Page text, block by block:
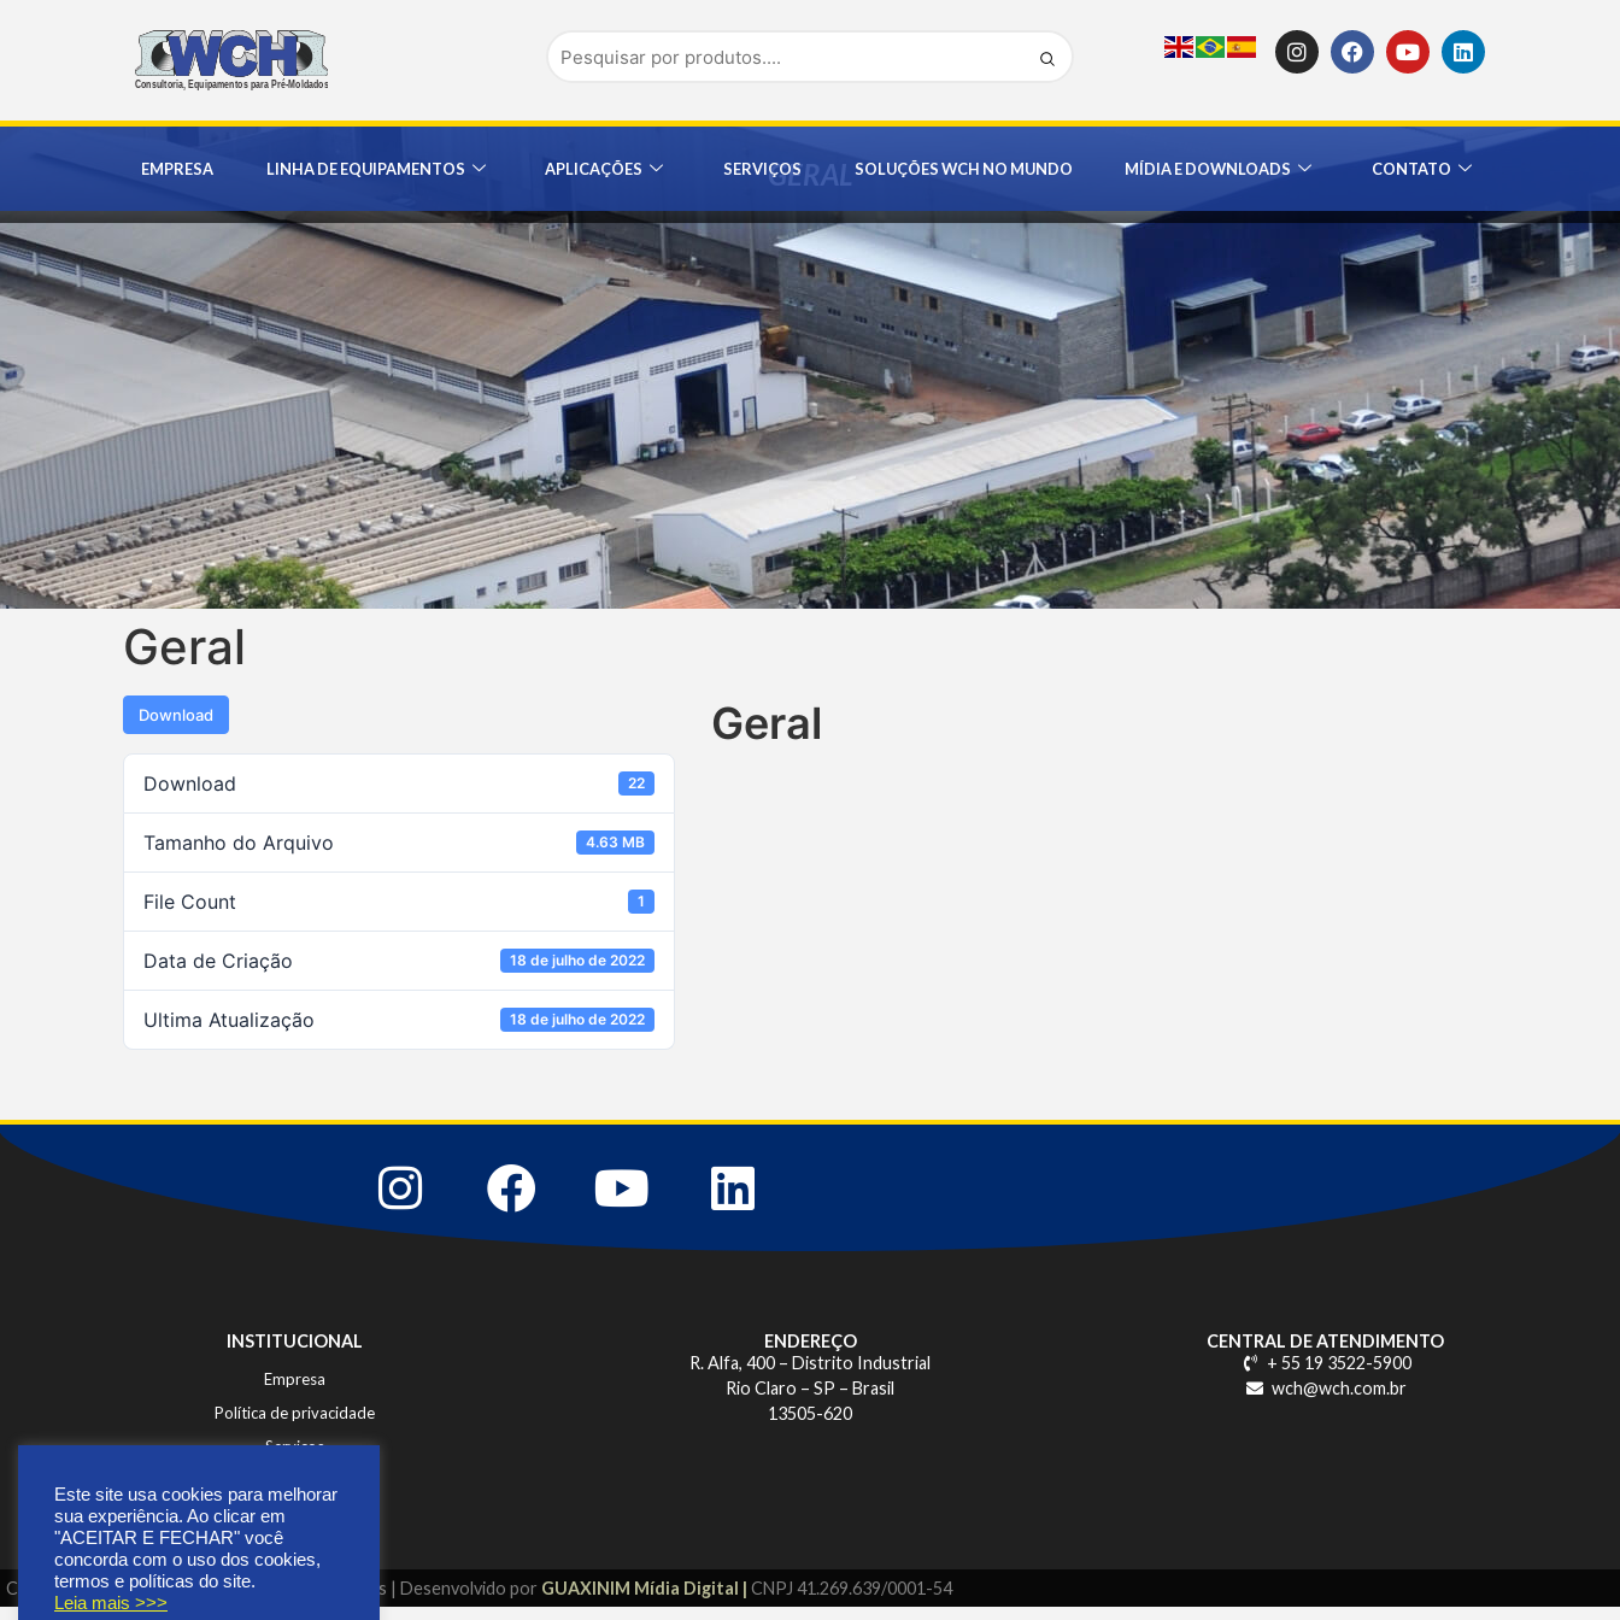
EMPRESA LINHA DE EQUIPAMENTOS APLICAÇÕES SERVIÇOS SOLUÇÕES WCH NO MUNDO MÍDIA E DOWNLOADS CONTATO
GERAL
Geral
Download
Download 22
Tamanho do Arquivo 4.63 MB
File Count 1
Data de Criação 18 de julho de 2022
Ultima Atualização 18 de julho de 2022
Geral
INSTITUCIONAL
Empresa
Política de privacidade
Serviços
ENDEREÇO
R. Alfa, 400 – Distrito Industrial
Rio Claro – SP – Brasil
13505-620
CENTRAL DE ATENDIMENTO
+ 55 19 3522-5900
wch@wch.com.br
Copyright © 2026 | Todos os direitos reservados | Desenvolvido por GUAXINIM Mídia Digital | CNPJ 41.269.639/0001-54
Este site usa cookies para melhorar
sua experiência. Ao clicar em
"ACEITAR E FECHAR" você
concorda com o uso dos cookies,
termos e políticas do site.
Leia mais >>>